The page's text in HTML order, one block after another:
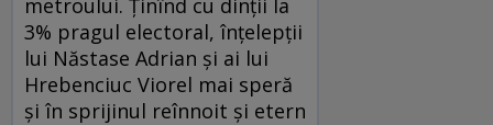
metroului. Ținînd cu dinții la
3% pragul electoral, înțelepții
lui Năstase Adrian și ai lui
Hrebenciuc Viorel mai speră
și în sprijinul reînnoit și etern